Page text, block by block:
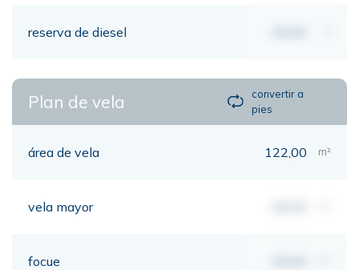
reserva de diesel
Plan de vela
convertir a
pies
área de vela 122,00 m²
vela mayor
focue